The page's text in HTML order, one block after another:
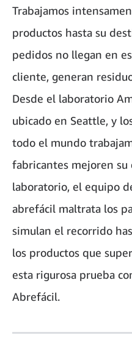
Trabajamos
productos hasta su
pedidos no llegan en
cliente, generan
Desde el laboratorio
ubicado en Seattle, y
todo el mundo
fabricantes mejoren su
laboratorio, el equipo
abrefácil maltrata los
simulan el recorrido
los productos que
esta rigurosa prueba
Abrefácil.